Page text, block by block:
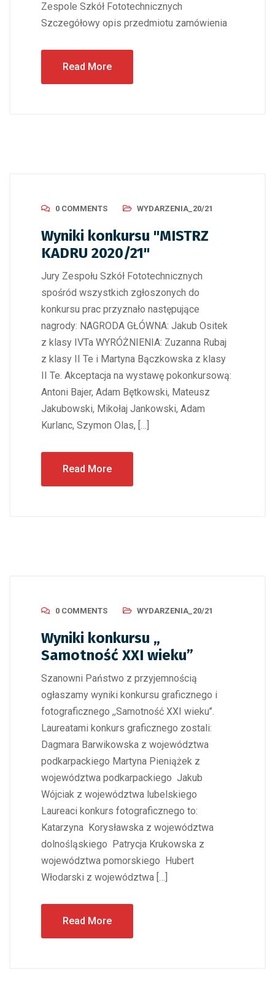
Zespole Szkół Fototechnicznych
Szczegółowy opis przedmiotu zamówienia
Read More
0 COMMENTS WYDARZENIA_20/21
Wyniki konkursu "MISTRZ
KADRU 2020/21"
Jury Zespołu Szkół Fototechnicznych
spośród wszystkich zgłoszonych do
konkursu prac przyznało następujące
nagrody: NAGRODA GŁÓWNA: Jakub Ositek
z klasy IVTa WYRÓŻNIENIA: Zuzanna Rubaj
z klasy II Te i Martyna Bączkowska z klasy
II Te. Akceptacja na wystawę pokonkursową:
Antoni Bajer, Adam Bętkowski, Mateusz
Jakubowski, Mikołaj Jankowski, Adam
Kurlanc, Szymon Olas, […]
Read More
0 COMMENTS WYDARZENIA_20/21
Wyniki konkursu „
Samotność XXI wieku”
Szanowni Państwo z przyjemnością
ogłaszamy wyniki konkursu graficznego i
fotograficznego ,,Samotność XXI wieku’’.
Laureatami konkurs graficznego zostali:
Dagmara Barwikowska z województwa
podkarpackiego Martyna Pieniążek z
województwa podkarpackiego Jakub
Wójciak z województwa lubelskiego
Laureaci konkurs fotograficznego to:
Katarzyna Korysławska z województwa
dolnośląskiego Patrycja Krukowska z
województwa pomorskiego Hubert
Włodarski z województwa […]
Read More